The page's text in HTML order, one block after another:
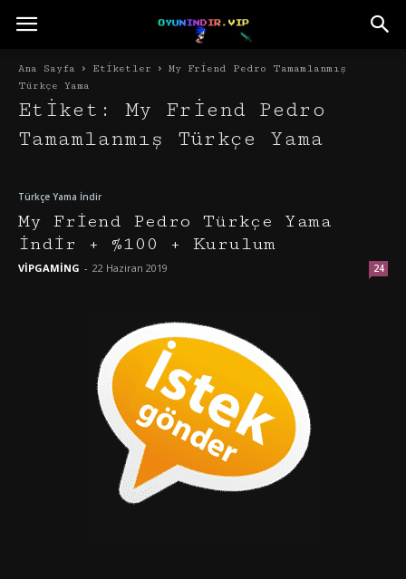
Ana Sayfa Etiketler
My Friend Pedro Tamamlanmış
Türkçe Yama
Etiket: My Friend Pedro
Tamamlanmış Türkçe Yama
Türkçe Yama İndir
My Friend Pedro Türkçe Yama
İndir + %100 + Kurulum
VİPGAMİNG - 22 Haziran 2019 24